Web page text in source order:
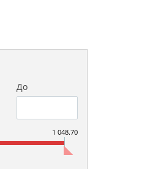
До
1 048.70